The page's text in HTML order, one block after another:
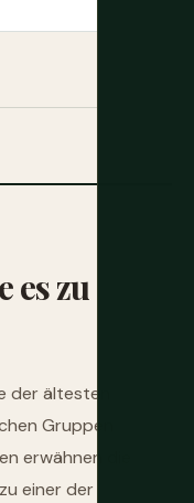
eszu
der ältesten
Gruppen
erwähnen die
einer der